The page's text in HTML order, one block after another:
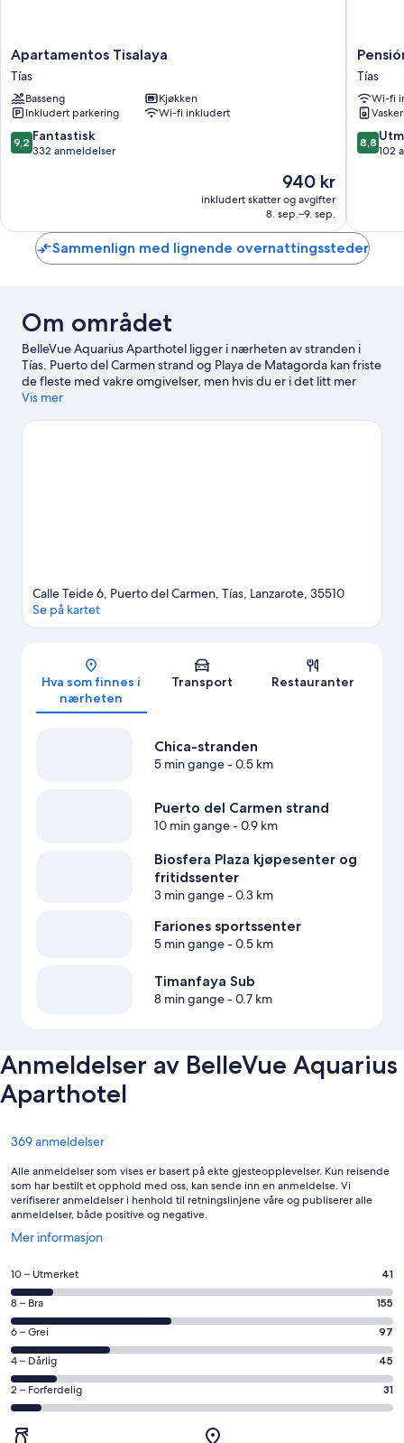
Apartamentos
Tisalaya
Tías
Apartamentos Tisalaya
Tías
Basseng
Kjøkken
Inkludert parkering
Wi-fi inkludert
9.2
av
9,2 Fantastisk
332 anmeldelser
Prisen
940 kr
940 kr
inkludert skatter og avgifter
8. sep.–9. sep.
Pensión
MAGEC
Tías
Tías
Wi-fi
8.8
av
8,8
102
Sammenlign med lignende overnattingssteder
Om området
BelleVue Aquarius Aparthotel ligger i nærheten av stranden i
Tías. Puerto del Carmen strand og Playa de Matagorda kan friste
de fleste med vakre omgivelser, men hvis du er i det litt mer
aktive hjørnet, kan du legge turen innom Marina Rubicon. La
Bartolome er også verdt et besøk. Snorkling og brettseiling er
Vis mer
Kart
Calle Teide 6, Puerto del Carmen, Tías, Lanzarote, 35510
Se på kartet
Hva som finnes i
nærheten
Transport Restauranter
Chica-stranden
5 min gange- 0.5 km
Puerto del Carmen strand
10 min gange- 0.9 km
Biosfera Plaza kjøpesenter og
fritidssenter
3 min gange- 0.3 km
Fariones sportssenter
5 min gange- 0.5 km
Timanfaya Sub
8 min gange- 0.7 km
Anmeldelser av BelleVue Aquarius
Aparthotel
Anmeldelser
369 anmeldelser
Alle anmeldelser som vises er basert på ekte gjesteopplevelser. Kun reisende
som har bestilt et opphold med oss, kan sende inn en anmeldelse. Vi
verifiserer anmeldelser i henhold til retningslinjene våre og publiserer alle
anmeldelser, både positive og negative.
Mer informasjon
Åpnes
et
nytt
vindu
Rangering
på
10
−
Utmerket.
41
av
totalt
369
10 – Utmerket 41
Rangering
på
8
−
Bra.
155
av
totalt
8 – Bra 155
Rangering
på
6
−
Grei.
97
6 – Grei 97
Rangering
på
4
Dårlig.
4 – Dårlig 45
Rangering
på
2
2 – Forferdelig 31